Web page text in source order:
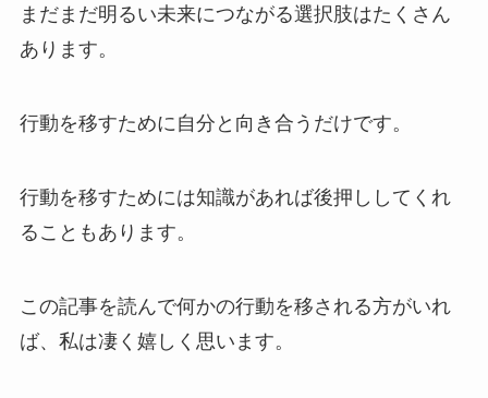
まだまだ明るい未来につながる選択肢はたくさん
あります。
行動を移すために自分と向き合うだけです。
行動を移すためには知識があれば後押ししてくれ
ることもあります。
この記事を読んで何かの行動を移される方がいれ
ば、私は凄く嬉しく思います。